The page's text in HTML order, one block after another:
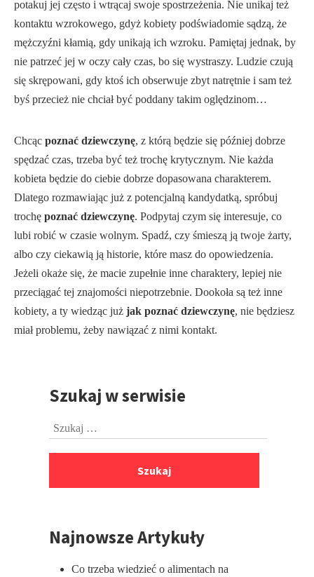
potakuj jej często i wtrącaj swoje spostrzeżenia. Nie unikaj też
kontaktu wzrokowego, gdyż kobiety podświadomie sądzą, że
mężczyźni kłamią, gdy unikają ich wzroku. Pamiętaj jednak, by
nie patrzeć jej w oczy cały czas, bo się wystraszy. Ludzie czują
się skrępowani, gdy ktoś ich obserwuje zbyt natrętnie i sam też
byś przecież nie chciał być poddany takim oględzinom…
Chcąc poznać dziewczynę, z którą będzie się później dobrze
spędzać czas, trzeba być też trochę krytycznym. Nie każda
kobieta będzie do ciebie dobrze dopasowana charakterem.
Dlatego rozmawiając już z potencjalną kandydatką, spróbuj
trochę poznać dziewczynę. Podpytaj czym się interesuje, co
lubi robić w czasie wolnym. Spadź, czy śmieszą ją twoje żarty,
albo czy ciekawią ją historie, które masz do opowiedzenia.
Jeżeli okaże się, że macie zupełnie inne charaktery, lepiej nie
przeciągać tej znajomości niepotrzebnie. Dookoła są też inne
kobiety, a ty wiedząc już jak poznać dziewczynę, nie będziesz
miał problemu, żeby nawiązać z nimi kontakt.
PrzejdźSzukaj w serwisie
Szukaj:
Najnowsze Artykuły
Co trzeba wiedzieć o alimentach na